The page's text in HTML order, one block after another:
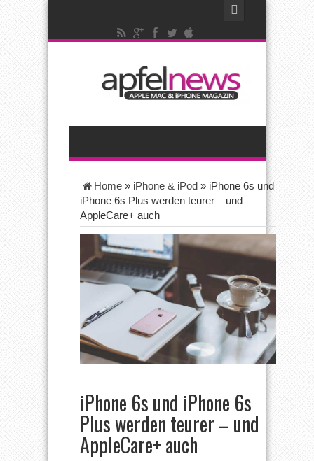
Home » iPhone & iPod » iPhone 6s und
iPhone 6s Plus werden teurer – und
AppleCare+ auch
iPhone 6s und iPhone 6s
Plus werden teurer – und
AppleCare+ auch